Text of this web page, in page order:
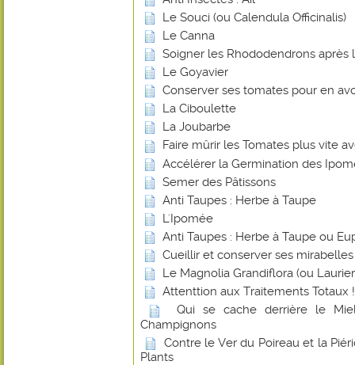
Le Souci (ou Calendula Officinalis)
Le Canna
Soigner les Rhododendrons après
Le Goyavier
Conserver ses tomates pour en
La Ciboulette
La Joubarbe
Faire mûrir les Tomates plus vite
Accélérer la Germination des
Semer des Pâtissons
Anti Taupes : Herbe à Taupe
L'Ipomée
Anti Taupes : Herbe à Taupe ou
Cueillir et conserver ses mirabelles
Le Magnolia Grandiflora (ou
Attenttion aux Traitements Totaux !
Qui se cache derrière le
Champignons
Contre le Ver du Poireau et la
Plants